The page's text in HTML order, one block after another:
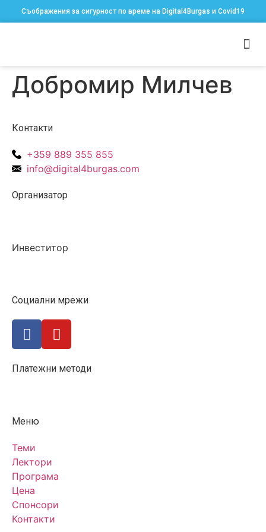
Съображения за сигурност по време на Digital4Burgas и Covid19
Добромир Милчев
Контакти
+359 889 355 855
info@digital4burgas.com
Организатор
Инвеститор
Социални мрежи
Платежни методи
Меню
Теми
Лектори
Програма
Цена
Спонсори
Контакти